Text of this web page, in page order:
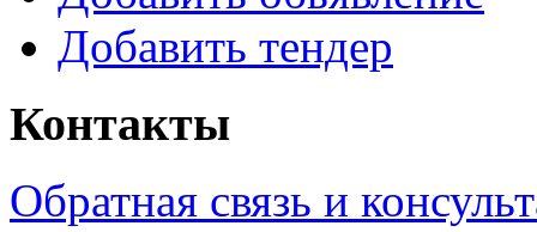
Добавить тендер
Контакты
Обратная связь и